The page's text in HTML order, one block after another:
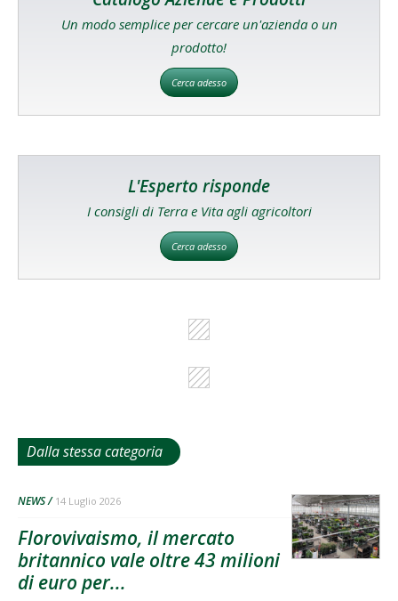
Un modo semplice per cercare un'azienda o un
prodotto!
Cerca adesso
L'Esperto risponde
I consigli di Terra e Vita agli agricoltori
Cerca adesso
Dalla stessa categoria
NEWS 14 Luglio 2026
Florovivaismo, il mercato
britannico vale oltre 43 milioni
di euro per...